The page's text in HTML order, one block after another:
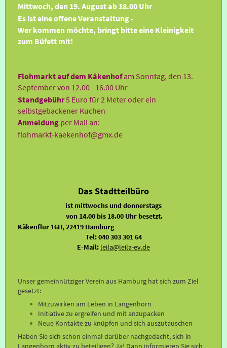
Mittwoch, den 19. August ab 18.00 Uhr
Es ist eine offene Veranstaltung -
Wer kommen möchte, bringt bitte eine Kleinigkeit
zum Büfett mit!
Flohmarkt auf dem Käkenhofam Sonntag, den 13.
September von 12.00 - 16.00 Uhr
Standgebühr5 Euro für 2 Meter oder ein
selbstgebackener Kuchen
Anmeldung per Mail an:
flohmarkt-kaekenhof@gmx.de
Das Stadtteilbüro
ist mittwochs und donnerstags
von 14.00 bis 18.00 Uhr besetzt.
Käkenflur 16H, 22419 Hamburg
Tel: 040 303 301 64
E-Mail: leila@leila-ev.de
Unser gemeinnütziger Verein aus Hamburg hat sich zum Ziel
gesetzt:
Mitzuwirken am Leben in Langenhorn
Initiative zu ergreifen und mit anzupacken
Neue Kontakte zu knüpfen und sich auszutauschen
Haben Sie sich schon einmal darüber nachgedacht, sich in
Langenhorn aktiv zu beteiligen? Ja! Dann informieren Sie sich